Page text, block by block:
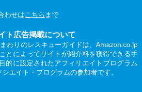
わせはこちら まで
ト広告掲載について
わりのレスキューガイドは、Amazon.co.jp
とによってサイトが紹介料を獲得できる手
的に設定されたアフィリエイトプログラム
エイト・プログラムの参加者です。